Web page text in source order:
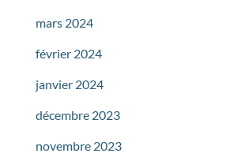
mars 2024
février 2024
janvier 2024
décembre 2023
novembre 2023